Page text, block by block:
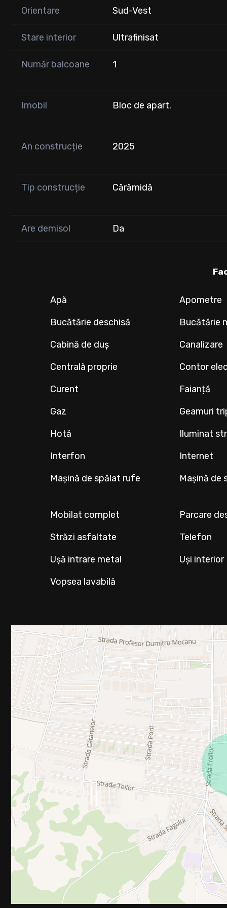
* Imobil nou, dotat cu lift
⸻
💶 Preț: 119.000 €
⸻
📞 0747 353 752
Orientare Sud-Vest
Stare interior Ultrafinisat
Număr balcoane 1
Imobil Bloc de apart.
An construcție 2025
Tip construcție Cărămidă
Are demisol Da
Apă Apometre
Bucătărie deschisă
Bucătărie
Cabină de duș
Canalizare
Centrală proprie
Contor
Curent
Faianță
Gaz
Geamuri
Hotă
Iluminat
Interfon
Internet
Mașină de spălat rufe
Mașină de
Mobilat complet
Parcare
Străzi asfaltate
Telefon
Ușă intrare metal
Uși interior
Vopsea lavabilă